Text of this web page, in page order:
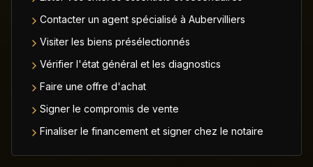
Contacter un agent spécialisé à Aubervilliers
Visiter les biens présélectionnés
Vérifier l'état général et les diagnostics
Faire une offre d'achat
Signer le compromis de vente
Finaliser le financement et signer chez le notaire